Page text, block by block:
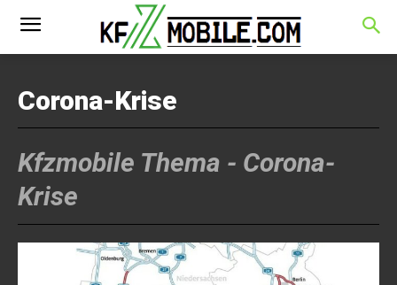
Corona-Krise
Kfzmobile Thema - Corona-
Krise